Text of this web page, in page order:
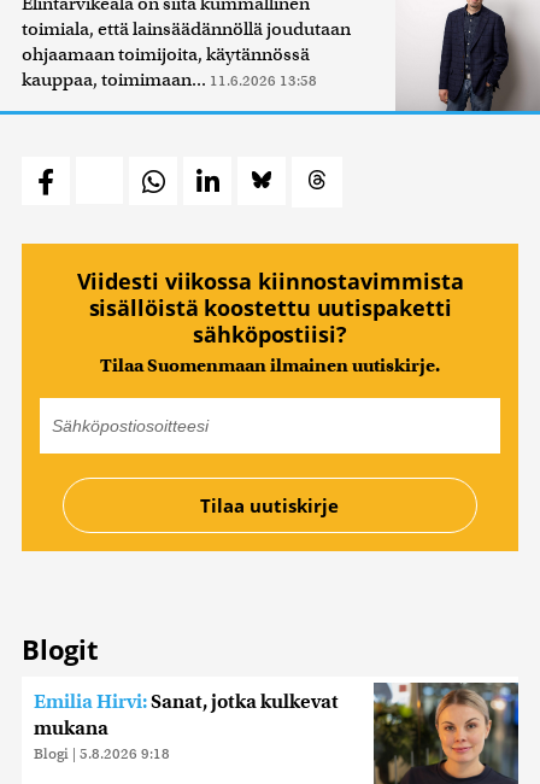
toimiala, että lainsäädännöllä joudutaan
ohjaamaan toimijoita, käytännössä
kauppaa, toimimaan... 11.6.2026 13:58
Viidesti viikossa kiinnostavimmista
sisällöistä koostettu uutispaketti
sähköpostiisi?
Tilaa Suomenmaan ilmainen uutiskirje.
Blogit
Emilia Hirvi:Sanat, jotka kulkevat
mukana
Blogi | 5.8.2026 9:18